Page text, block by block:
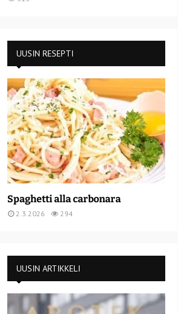
UUSIN RESEPTI
Spaghetti alla carbonara
2.3.2026 294
UUSIN ARTIKKELI